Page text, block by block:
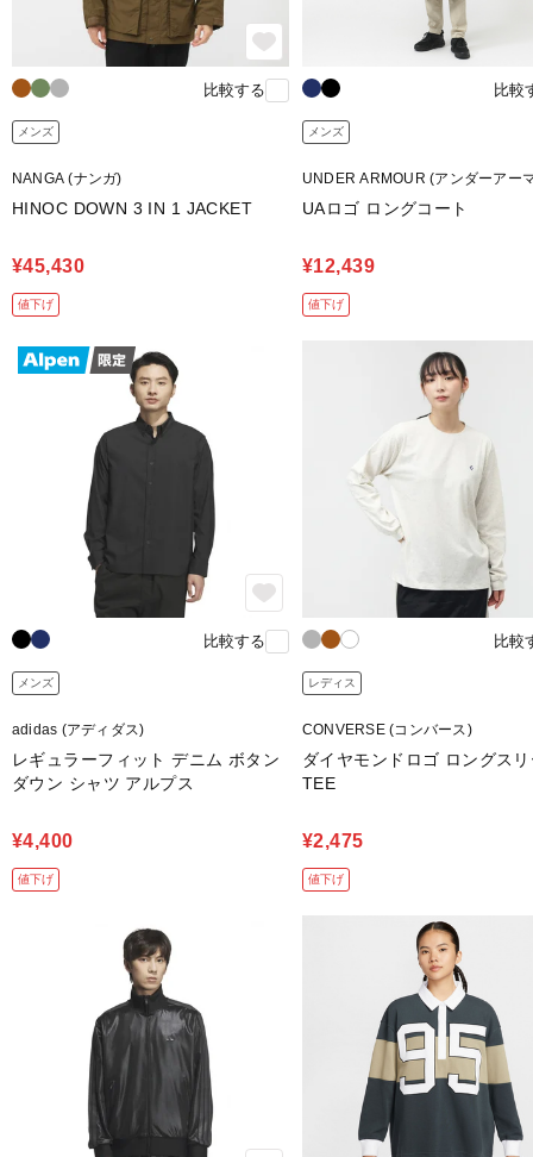
比較する
メンズ
NANGA (ナンガ)
HINOC DOWN 3 IN 1 JACKET
¥45,430
値下げ
比較
メンズ
UNDER ARMOUR (アンダーアー
UAロゴ ロングコート
¥12,439
値下げ
比較する
メンズ
adidas (アディダス)
レギュラーフィット デニム ボタン
ダウン シャツ アルプス
¥4,400
値下げ
比較
レディス
CONVERSE (コンバース)
ダイヤモンドロゴ ロングス
TEE
¥2,475
値下げ